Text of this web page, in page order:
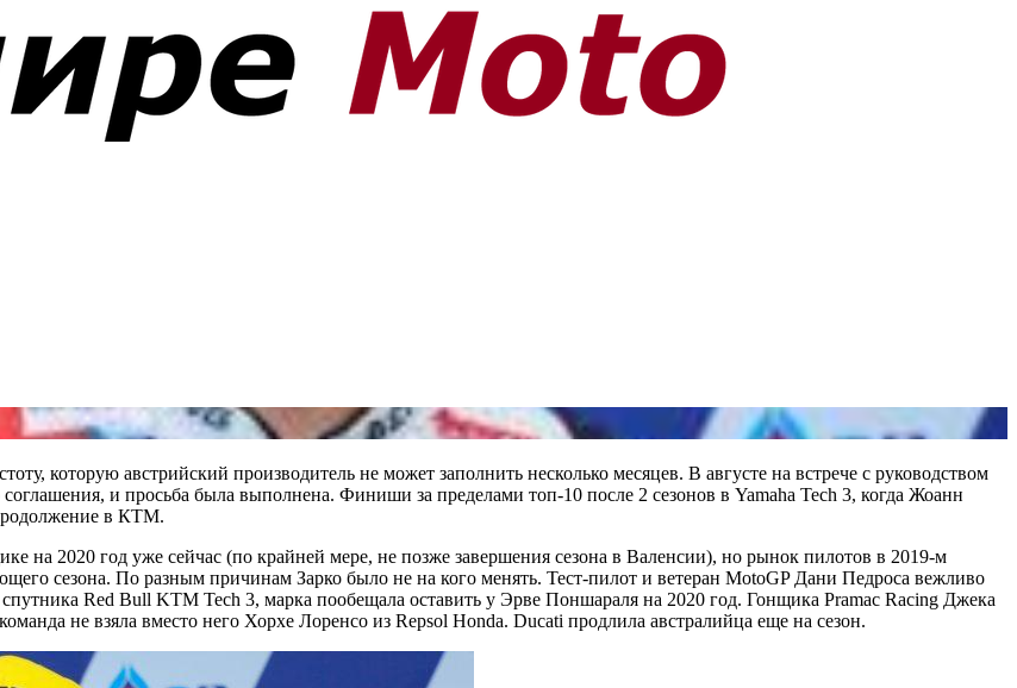
которую австрийский производитель не может заполнить несколько месяцев. В августе на встрече с руководством
и просьба была выполнена. Финиши за пределами топ-10 после 2 сезонов в Yamaha Tech 3, когда Жоанн
в КТМ.
на 2020 год уже сейчас (по крайней мере, не позже завершения сезона в Валенсии), но рынок пилотов в 2019-м
сезона. По разным причинам Зарко было не на кого менять. Тест-пилот и ветеран MotoGP Дани Педроса вежливо
Red Bull KTM Tech 3, марка пообещала оставить у Эрве Поншараля на 2020 год. Гонщика Pramac Racing Джека
не взяла вместо него Хорхе Лоренсо из Repsol Honda. Ducati продлила австралийца еще на сезон.